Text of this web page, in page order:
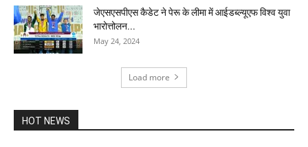
जेएसएसपीएस कैडेट ने पेरू के लीमा में आईडब्ल्यूएफ विश्व युवा
भारोत्तोलन...
May 24, 2024
Load more
HOT NEWS